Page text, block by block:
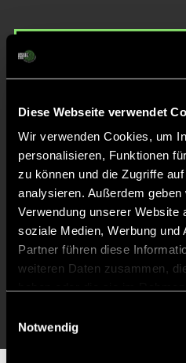
Diese Webseite verwendet
Wir verwenden Cookies, um
personalisieren, Funktionen
zu können und die Zugriffe
analysieren. Außerdem
Verwendung unserer Website
soziale Medien, Werbung und
Partner führen diese
weiteren Daten zusammen,
Notwendig
Liveticker
24'
Abpfiff
Spiel beendet
13' TOR 1:1,
1' TOR 1:0,